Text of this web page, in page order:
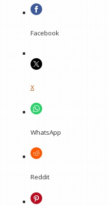
Facebook
X
WhatsApp
Reddit